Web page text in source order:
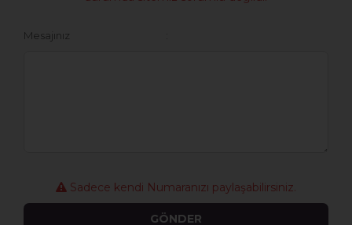
Mesajınız
Sadece kendi Numaranızı paylaşabilirsiniz.